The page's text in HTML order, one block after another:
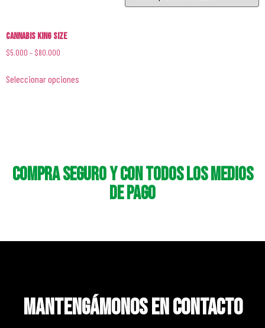
Cannabis King Size
$5.000 – $80.000
Seleccionar opciones
Compra seguro y con todos los medios
de pago
Mantengámonos en contacto